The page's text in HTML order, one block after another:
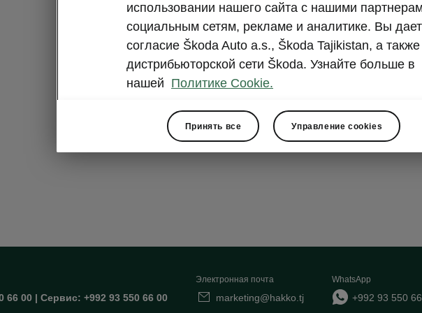
Simply Clever Cargo
• Boot nets
• Double-sided boot liner
00 | Сервис: +992 93 550 66 00
Электронная почта
marketing@hakko.tj
WhatsApp
+992 93 550
использовании нашего сайта с нашими
социальным сетям, рекламе и аналитике. Вы
согласие Škoda Auto a.s., Škoda Tajikistan, а также
дистрибьюторской сети Škoda. Узнайте больше в
нашей Политике Cookie.
Принять все Управление cookies